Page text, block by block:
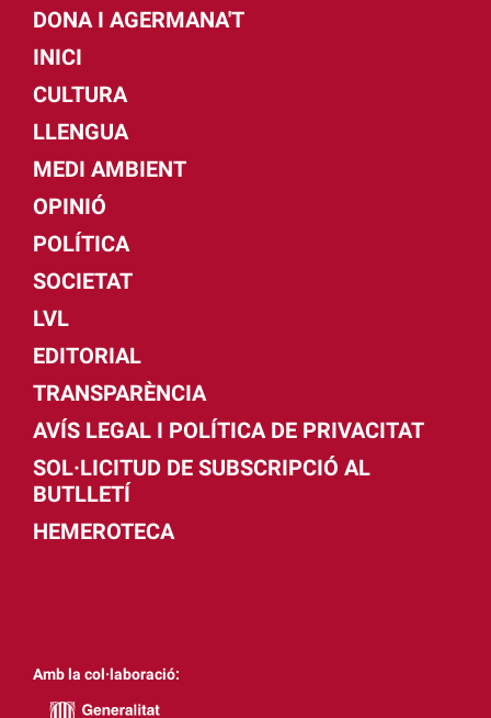
DONA I AGERMANA'T
INICI
CULTURA
LLENGUA
MEDI AMBIENT
OPINIÓ
POLÍTICA
SOCIETAT
LVL
EDITORIAL
TRANSPARÈNCIA
AVÍS LEGAL I POLÍTICA DE PRIVACITAT
SOL·LICITUD DE SUBSCRIPCIÓ AL
BUTLLETÍ
HEMEROTECA
Amb la col·laboració: